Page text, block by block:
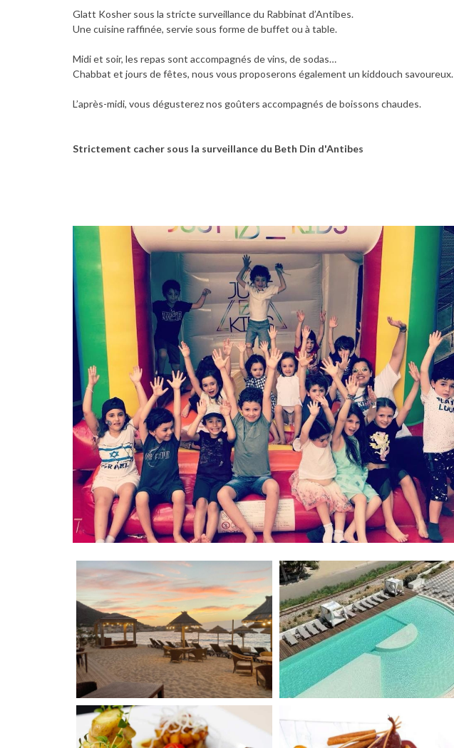
Glatt Kosher sous la stricte surveillance du Rabbinat d’Antibes.
Une cuisine raffinée, servie sous forme de buffet ou à table.
Midi et soir, les repas sont accompagnés de vins, de sodas…
Chabbat et jours de fêtes, nous vous proposerons également un kiddouch savoureux.
L’après-midi, vous dégusterez nos goûters accompagnés de boissons chaudes.
Strictement cacher sous la surveillance du Beth Din d'Antibes